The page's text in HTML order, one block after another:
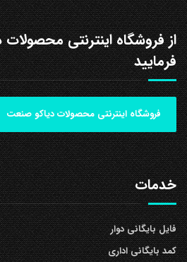
از فروشگاه اینترنتی
فرمایید
فروشگاه اینترنتی محصولات دیاکو صنعت
خدمات
فایل بایگانی دوار
کمد بایگانی اداری